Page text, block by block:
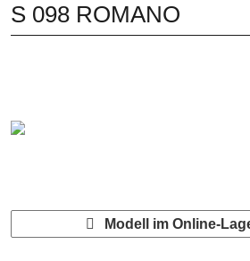
S 098 ROMANO
Modell im Online-